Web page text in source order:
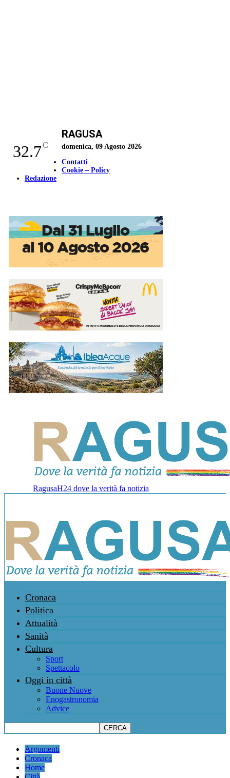
32.7C
RAGUSA
domenica, 09 Agosto 2026
Contatti
Cookie – Policy
Redazione
RagusaH24 dove la verità fa notizia
Cronaca
Politica
Attualità
Sanità
Cultura
Sport
Spettacolo
Oggi in città
Buone Nuove
Enogastronomia
Advice
Argomenti
Cronaca
Home